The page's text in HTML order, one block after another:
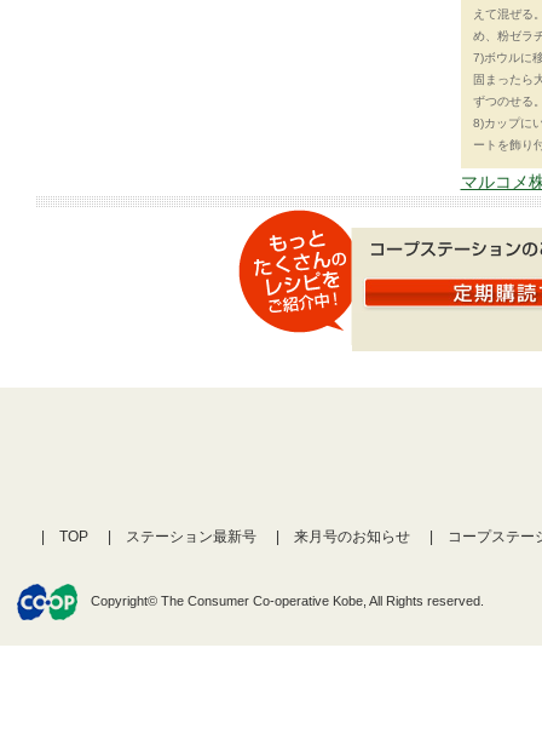
えて混ぜる
め、粉ゼラ
7)ボウルに
固まったら
ずつのせる
8)カップに
ートを飾り
マルコメ
TOP ステーション最新号 来月号のお知らせ コープステー
Copyright© The Consumer Co-operative Kobe, All Rights reserved.